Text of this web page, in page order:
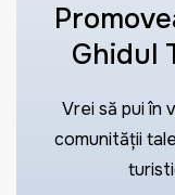
Ghidul
Vrei să pui în
comunității